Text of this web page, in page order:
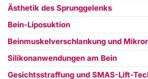
Ästhetik des Sprunggelenks
Bein-Liposuktion
Beinmuskelverschlankung und
Silikonanwendungen am Bein
Gesichtsstraffung und SMAS-Lift-